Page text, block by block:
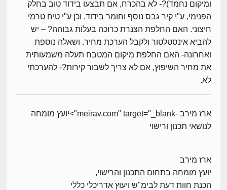
ומיקום נחמד)?- לא בהכרח, אם תבצעו בידוד טוב בחלק
הפנימי, ע"י קיר גבס נוסף וחומר בידוד, וכן ע"י טיח טרמי
חיצוני. האם החלפת הצנרת כרוכה בעלות גבוהה? – יש
להביא אינסטלטור ולקבל הערכת מחיר. ושאלה נוספת
ואחרונה- האם החלפת מיקום המטבח תעלה משמעותית
את מחיר השיפוץ, אם לא צריך לשבור קירות?- להערכתי
לא.
ארז מירב -meirav.com" target="_blank">יועץ מומחה
לנושאי תכנון ורישוי
ארז מירב
יועץ מומחה בתחום התכנון והרישוי,
הכנת חוות דעת לבימ"ש ויעוץ אדריכלי כללי